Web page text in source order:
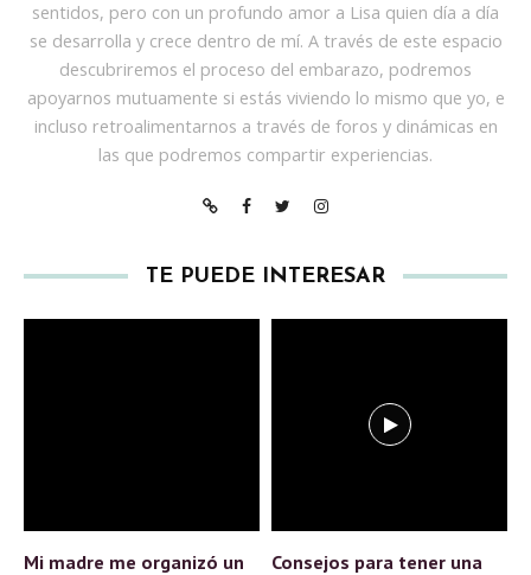
sentidos, pero con un profundo amor a Lisa quien día a día
se desarrolla y crece dentro de mí. A través de este espacio
descubriremos el proceso del embarazo, podremos
apoyarnos mutuamente si estás viviendo lo mismo que yo, e
incluso retroalimentarnos a través de foros y dinámicas en
las que podremos compartir experiencias.
TE PUEDE INTERESAR
Mi madre me organizó un
Consejos para tener una